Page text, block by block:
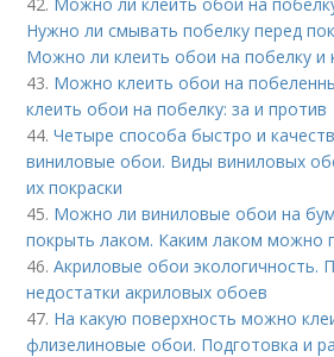
Нужно ли смывать побелку перед
Можно ли клеить обои на побелку и
43. Можно клеить обои на
клеить обои на побелку: за и против
44.Четыре способа быстро и
виниловые обои. Виды виниловых
их покраски
45. Можно ли виниловые обои на
покрыть лаком. Каким лаком можно
46.Акриловые обои экологичность.
недостатки акриловых обоев
47. На какую поверхность можно
флизелиновые обои. Подготовка и